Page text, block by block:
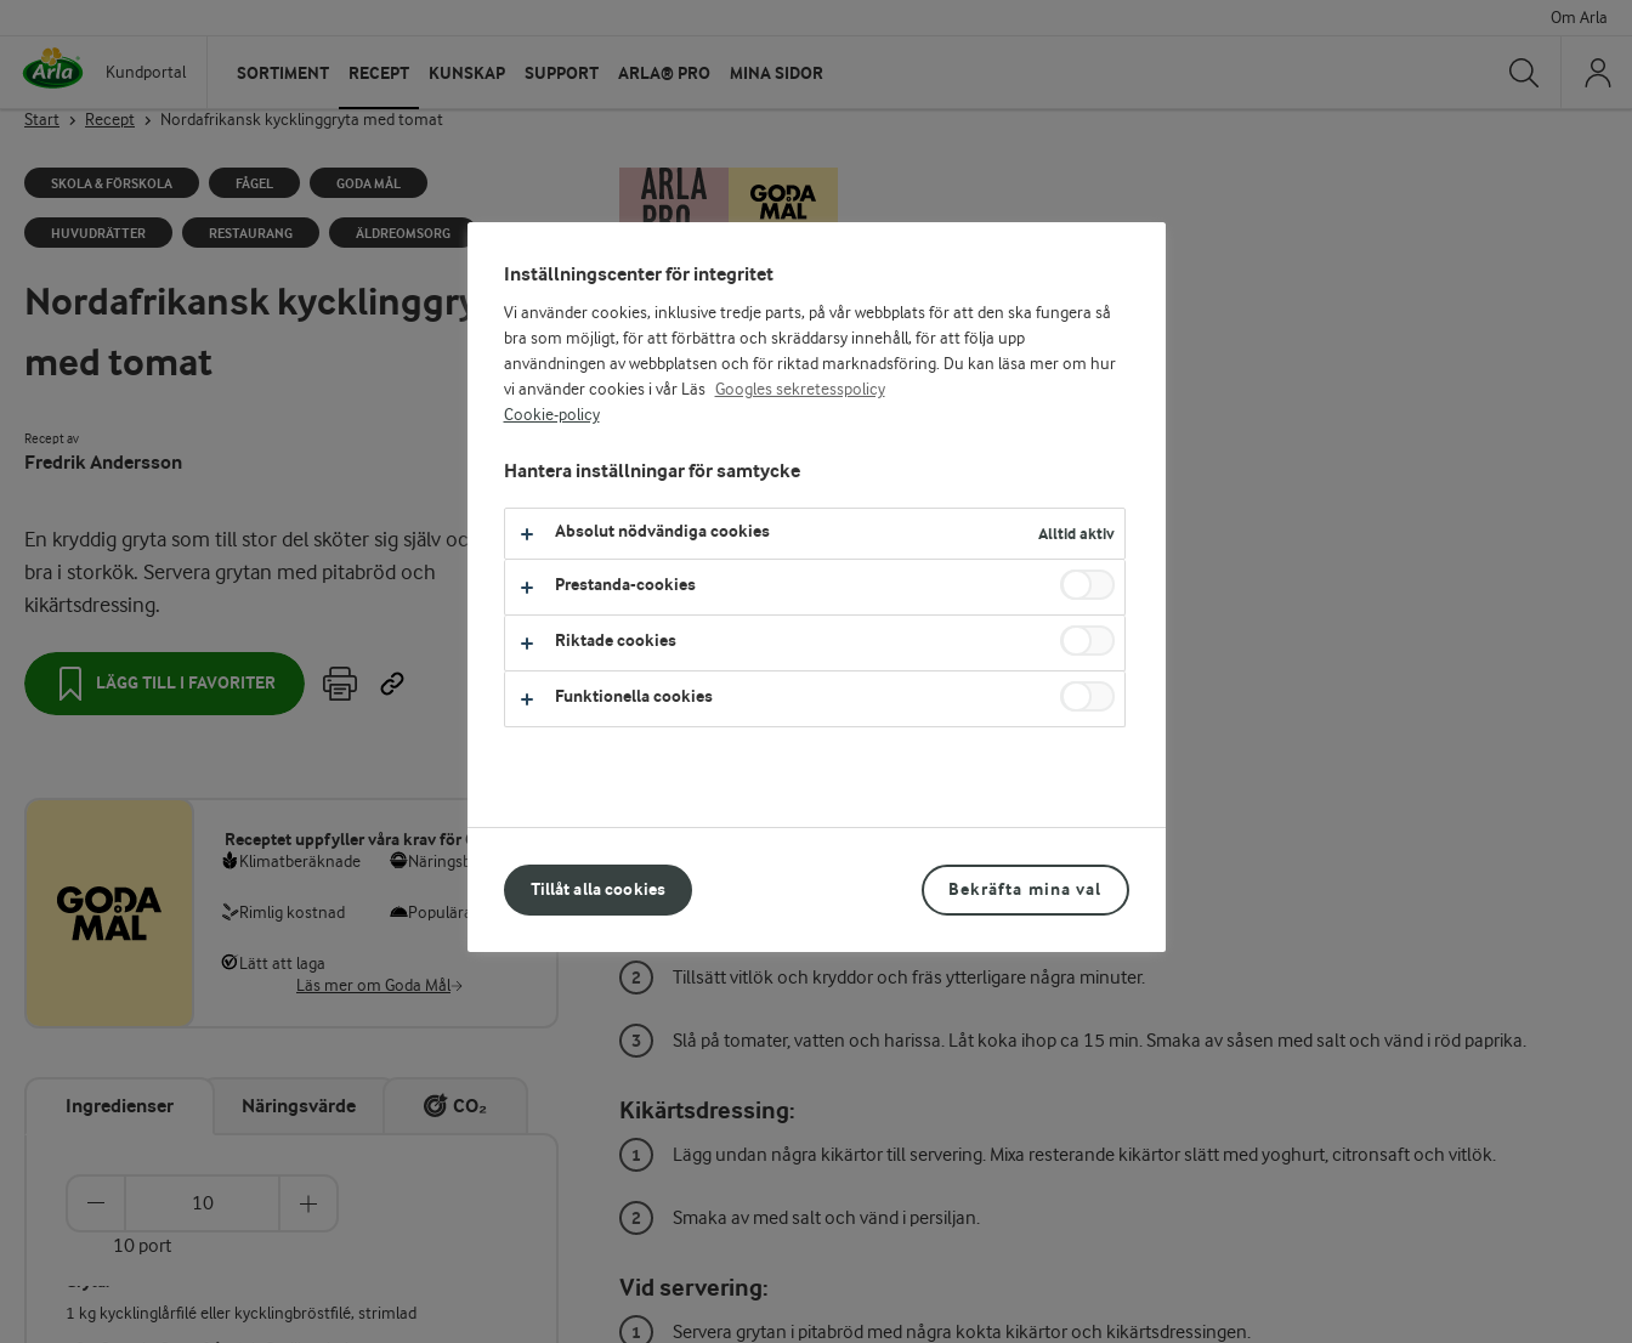
Om Arla
Kundportal SORTIMENT RECEPT KUNSKAP SUPPORT ARLA® PRO MINA SIDOR Sök
Start Recept Nordafrikansk kycklinggryta med tomat
SKOLA & FÖRSKOLA FÅGEL GODA MÅL
HUVUDRÄTTER RESTAURANG ÄLDREOMSORG
Nordafrikansk kycklinggryta
med tomat
Recept av
Fredrik Andersson
En kryddig gryta som till stor del sköter sig själv och passar
bra i storkök. Servera grytan med pitabröd och
kikärtsdressing.
LÄGG TILL I FAVORITER
Receptet uppfyller våra krav för Goda Mål
Klimatberäknade Näringsberäknade
Rimlig kostnad Populära smaker
Lätt att laga
Läs mer om Goda Mål
Ingredienser Näringsvärde CO₂
10 port
Gryta:
1 kg kycklinglårfilé eller kycklingbröstfilé, strimlad
Gryta:
Stek kyckling och lök till fin färg i smör..
Tillsätt vitlök och kryddor och fräs ytterligare några minuter.
Slå på tomater, vatten och harissa. Låt koka ihop ca 15 min. Smaka av såsen med salt och vänd i röd paprika.
Kikärtsdressing:
Lägg undan några kikärtor till servering. Mixa resterande kikärtor slätt med yoghurt, citronsaft och vitlök.
Smaka av med salt och vänd i persiljan.
Vid servering:
Servera grytan i pitabröd med några kokta kikärtor och kikärtsdressingen.
Inställningscenter för integritet
Vi använder cookies, inklusive tredje parts, på vår webbplats för att den ska fungera så
bra som möjligt, för att förbättra och skräddarsy innehåll, för att följa upp
användningen av webbplatsen och för riktad marknadsföring. Du kan läsa mer om hur
vi använder cookies i vår Läs Googles sekretesspolicy
Cookie-policy
Tillåt alla cookies
Hantera inställningar för samtycke
Absolut nödvändiga cookies Alltid aktiv
Prestanda-cookies
Riktade cookies
Funktionella cookies
Bekräfta mina val